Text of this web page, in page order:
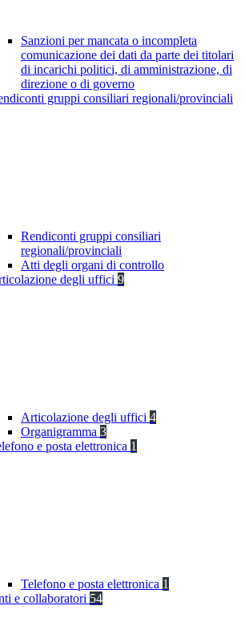
Sanzioni per mancata o incompleta
comunicazione dei dati da parte dei titolari
di incarichi politici, di amministrazione, di
direzione o di governo
gruppi consiliari regionali/provinciali
Rendiconti gruppi consiliari
regionali/provinciali
Atti degli organi di controllo
degli uffici 9
Articolazione degli uffici 4
Organigramma 3
e posta elettronica 1
Telefono e posta elettronica 1
e collaboratori 54